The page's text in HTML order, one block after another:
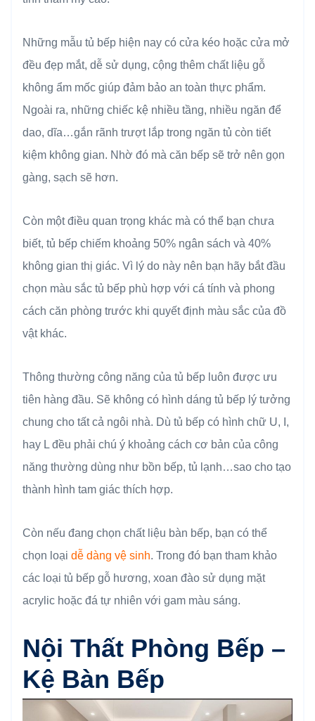
Những mẫu tủ bếp hiện nay có cửa kéo hoặc cửa mở
đều đẹp mắt, dễ sử dụng, cộng thêm chất liệu gỗ
không ẩm mốc giúp đảm bảo an toàn thực phẩm.
Ngoài ra, những chiếc kệ nhiều tầng, nhiều ngăn để
dao, dĩa…gắn rãnh trượt lắp trong ngăn tủ còn tiết
kiệm không gian. Nhờ đó mà căn bếp sẽ trở nên gọn
gàng, sạch sẽ hơn.
Còn một điều quan trọng khác mà có thể bạn chưa
biết, tủ bếp chiếm khoảng 50% ngân sách và 40%
không gian thị giác. Vì lý do này nên bạn hãy bắt đầu
chọn màu sắc tủ bếp phù hợp với cá tính và phong
cách căn phòng trước khi quyết định màu sắc của đồ
vật khác.
Thông thường công năng của tủ bếp luôn được ưu
tiên hàng đầu. Sẽ không có hình dáng tủ bếp lý tưởng
chung cho tất cả ngôi nhà. Dù tủ bếp có hình chữ U, I,
hay L đều phải chú ý khoảng cách cơ bản của công
năng thường dùng như bồn bếp, tủ lạnh…sao cho tạo
thành hình tam giác thích hợp.
Còn nếu đang chọn chất liệu bàn bếp, bạn có thể
chọn loại dễ dàng vệ sinh. Trong đó bạn tham khảo
các loại tủ bếp gỗ hương, xoan đào sử dụng mặt
acrylic hoặc đá tự nhiên với gam màu sáng.
Nội Thất Phòng Bếp –
Kệ Bàn Bếp